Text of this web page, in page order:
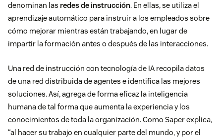
denominan las redes de instrucción. En ellas, se utiliza el
aprendizaje automático para instruir a los empleados sobre
cómo mejorar mientras están trabajando, en lugar de
impartir la formación antes o después de las interacciones.
Una red de instrucción con tecnología de IA recopila datos
de una red distribuida de agentes e identifica las mejores
soluciones. Así, agrega de forma eficaz la inteligencia
humana de tal forma que aumenta la experiencia y los
conocimientos de toda la organización. Como Saper explica,
“al hacer su trabajo en cualquier parte del mundo, y por el